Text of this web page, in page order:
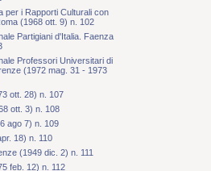
per i Rapporti Culturali con
(1968 ott. 9) n. 102
Partigiani d'Italia. Faenza
Professori Universitari di
(1972 mag. 31 - 1973
ott. 28) n. 107
ott. 3) n. 108
ago 7) n. 109
18) n. 110
(1949 dic. 2) n. 111
feb. 12) n. 112